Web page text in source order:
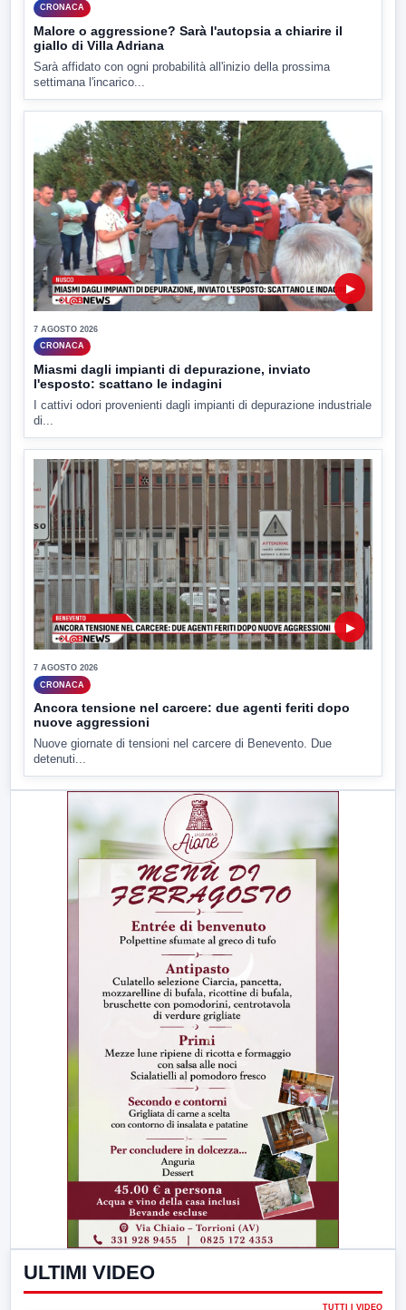
CRONACA
Malore o aggressione? Sarà l'autopsia a chiarire il
giallo di Villa Adriana
Sarà affidato con ogni probabilità all'inizio della prossima
settimana l'incarico...
▶
7 AGOSTO 2026
CRONACA
Miasmi dagli impianti di depurazione, inviato
l'esposto: scattano le indagini
I cattivi odori provenienti dagli impianti di depurazione industriale
di...
▶
7 AGOSTO 2026
CRONACA
Ancora tensione nel carcere: due agenti feriti dopo
nuove aggressioni
Nuove giornate di tensioni nel carcere di Benevento. Due
detenuti...
ULTIMI VIDEO
TUTTI I VIDEO